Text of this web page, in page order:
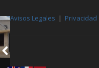
Avisos Legales | Privacidad